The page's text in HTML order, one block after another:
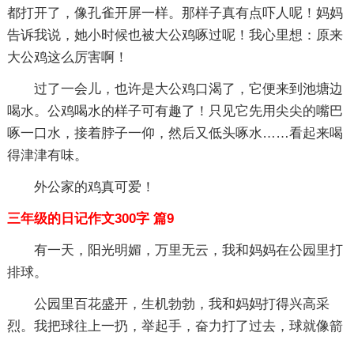
都打开了，像孔雀开屏一样。那样子真有点吓人呢！妈妈
告诉我说，她小时候也被大公鸡啄过呢！我心里想：原来
大公鸡这么厉害啊！
过了一会儿，也许是大公鸡口渴了，它便来到池塘边
喝水。公鸡喝水的样子可有趣了！只见它先用尖尖的嘴巴
啄一口水，接着脖子一仰，然后又低头啄水……看起来喝
得津津有味。
外公家的鸡真可爱！
三年级的日记作文300字 篇9
有一天，阳光明媚，万里无云，我和妈妈在公园里打
排球。
公园里百花盛开，生机勃勃，我和妈妈打得兴高采
烈。我把球往上一扔，举起手，奋力打了过去，球就像箭